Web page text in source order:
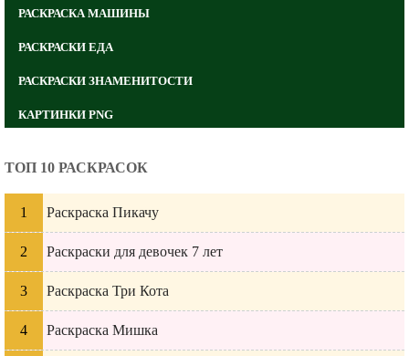
РАСКРАСКА МАШИНЫ
РАСКРАСКИ ЕДА
РАСКРАСКИ ЗНАМЕНИТОСТИ
КАРТИНКИ PNG
ТОП 10 РАСКРАСОК
Раскраска Пикачу
Раскраски для девочек 7 лет
Раскраска Три Кота
Раскраска Мишка